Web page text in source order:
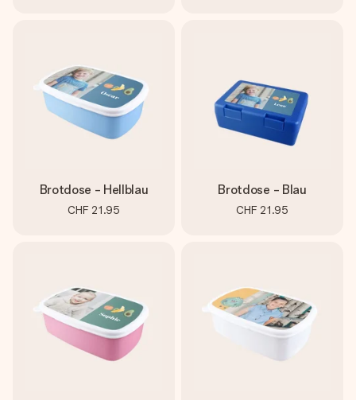
Brotdose - Hellblau
CHF 21.95
Brotdose - Blau
CHF 21.95